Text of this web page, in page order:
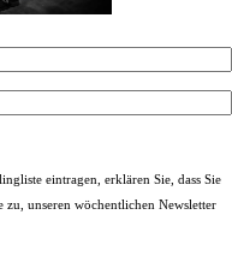
eintragen, erklären Sie, dass Sie
zu, unseren wöchentlichen Newsletter